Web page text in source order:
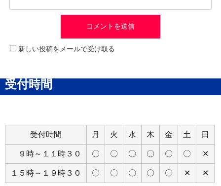
新しい投稿をメールで受け取る
受付時間
受付時間 月 火 水 木 金 土 日
９時～１１時３０ 〇 〇 〇 〇 〇 〇 ✕
１５時～１９時３０ 〇 〇 〇 〇 〇 ✕ ✕